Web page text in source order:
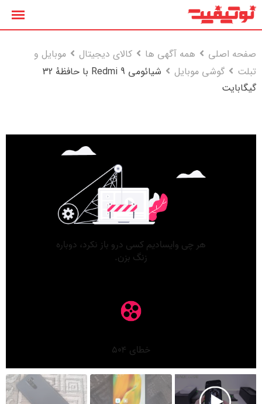
پرش
صفحه اصلی
همه آگهی ها کالای دیجیتال
موبایل و
تبلت
گوشی موبایل
شیائومی Redmi 9 با حافظهٔ 32
گیگابایت